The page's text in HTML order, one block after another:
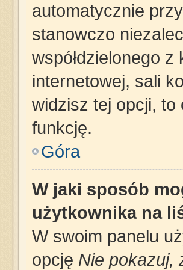
automatycznie
stanowczo
współdzielonego
internetowej, sali
widzisz tej opcji, to
funkcję.
Góra
W jaki sposób
użytkownika na
W swoim panelu
opcję Nie pokazuj,